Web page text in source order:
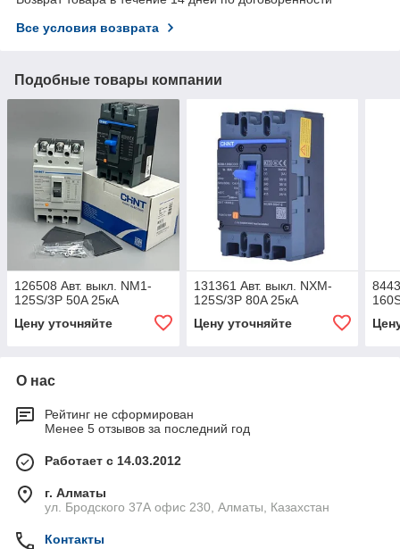
Все условия возврата
Подобные товары компании
126508 Авт. выкл. NM1-
125S/3Р 50A 25кА
Цену уточняйте
131361 Авт. выкл. NXM-
125S/3Р 80A 25кА
Цену уточняйте
О нас
Рейтинг не сформирован
Менее 5 отзывов за последний год
Работает с 14.03.2012
г. Алматы
ул. Бродского 37А офис 230, Алматы, Казахстан
Контакты